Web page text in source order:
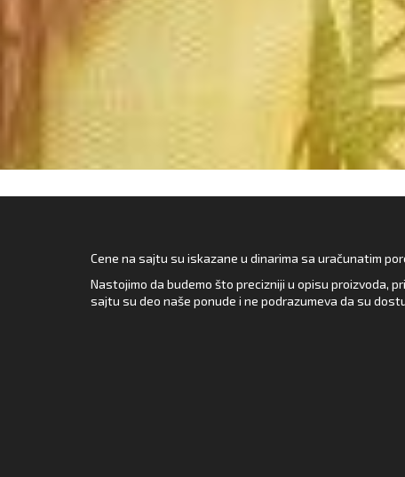
Cene na sajtu su iskazane u dinarima sa uračunatim
Nastojimo da budemo što precizniji u opisu proizvoda,
sajtu su deo naše ponude i ne podrazumeva da su